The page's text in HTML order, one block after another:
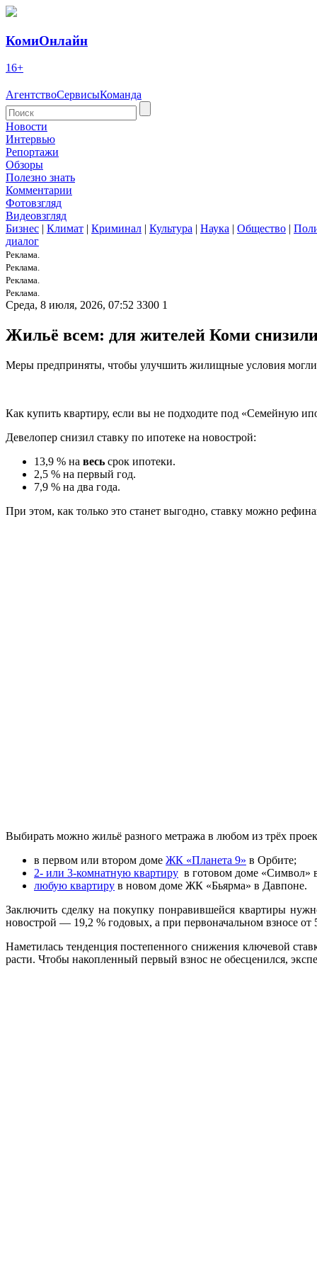
КомиОнлайн
16+
АгентствоСервисыКоманда
Новости
Интервью
Репортажи
Обзоры
Полезно знать
Комментарии
Фотовзгляд
Видеовзгляд
Бизнес | Климат | Криминал | Культура | Наука | Общество |
диалог
Реклама.
Реклама.
Реклама.
Реклама.
Среда, 8 июля, 2026, 07:52 3300 1
Жильё всем: для жителей Коми
Меры предприняты, чтобы улучшить жилищные условия могли
Как купить квартиру, если вы не подходите под «Семейную
Девелопер снизил ставку по ипотеке на новострой:
13,9 % на весь срок ипотеки.
2,5 % на первый год.
7,9 % на два года.
При этом, как только это станет выгодно, ставку можно
Выбирать можно жильё разного метража в любом из трёх
в первом или втором доме ЖК «Планета 9» в Орбите;
2- или 3-комнатную квартиру в готовом доме «Символ»
любую квартиру в новом доме ЖК «Бьярма» в Давпоне.
Заключить сделку на покупку понравившейся квартиры
новострой — 19,2 % годовых, а при первоначальном взносе
Наметилась тенденция постепенного снижения ключевой
расти. Чтобы накопленный первый взнос не обесценился,